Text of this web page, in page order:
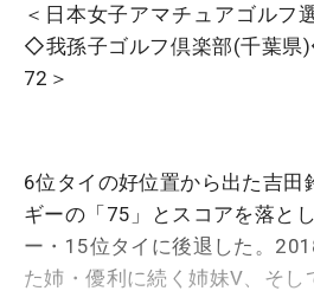
＜日本女子アマチュアゴル
◇我孫子ゴルフ倶楽部(千葉
72＞
6位タイの好位置から出た吉田
ギーの「75」とスコアを落と
ー・15位タイに後退した。
た姉・優利に続く姉妹V、そし